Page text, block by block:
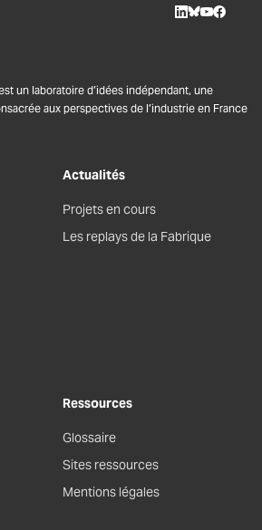
un laboratoire d’idées indépendant, une
aux perspectives de l’industrie en France
Actualités
Projets en cours
Les replays de la Fabrique
Ressources
Glossaire
Sites ressources
Mentions légales